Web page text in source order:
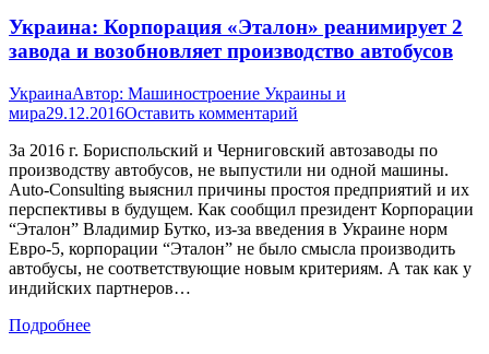
Украина: Корпорация «Эталон» реанимирует 2
завода и возобновляет производство автобусов
УкраинаАвтор: Машиностроение Украины и
мира29.12.2016Оставить комментарий
За 2016 г. Бориспольский и Черниговский автозаводы по
производству автобусов, не выпустили ни одной машины.
Auto-Consulting выяснил причины простоя предприятий и их
перспективы в будущем. Как сообщил президент Корпорации
“Эталон” Владимир Бутко, из-за введения в Украине норм
Евро-5, корпорации “Эталон” не было смысла производить
автобусы, не соответствующие новым критериям. А так как у
индийских партнеров…
Подробнее